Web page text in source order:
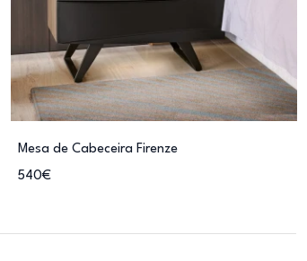
Mesa de Cabeceira Firenze
540€